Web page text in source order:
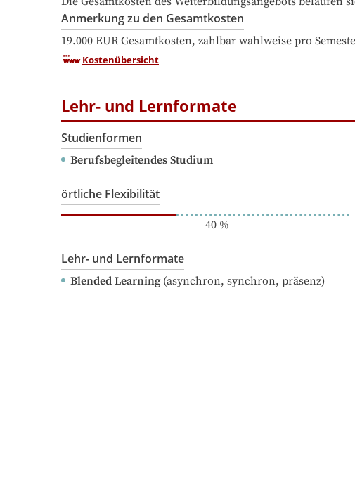
Anmerkung zu den Gesamtkosten
19.000 EUR Gesamtkosten, zahlbar wahlweise pro
Kostenübersicht
Lehr- und Lernformate
Studienformen
Berufsbegleitendes Studium
örtliche Flexibilität
40%
Lehr- und Lernformate
Blended Learning(asynchron, synchron, präsenz)